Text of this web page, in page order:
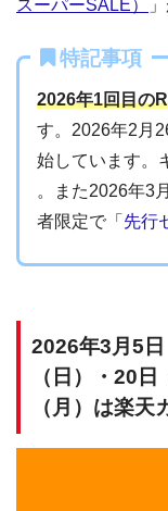
スーパーSALE）
特記事項
2026年1回目の
す。2026年2月
始しています。
。また2026年3
者限定で「 先行
2026年3月5
（日）・20
（月）は楽